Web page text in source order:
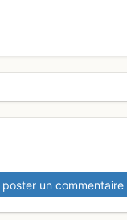
un commentaire